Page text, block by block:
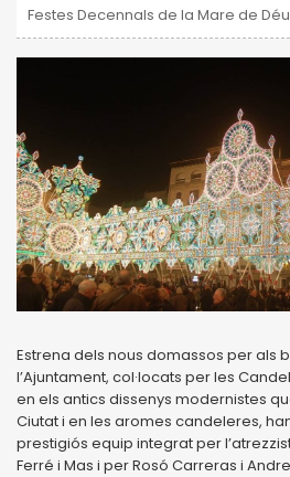
Festes Decennals de la Mare de
Estrena dels nous domassos per als
l’Ajuntament, col·locats per les
en els antics dissenys modernistes
Ciutat i en les aromes candeleres,
prestigiós equip integrat per
Ferré i Mas i per Rosó Carreras i